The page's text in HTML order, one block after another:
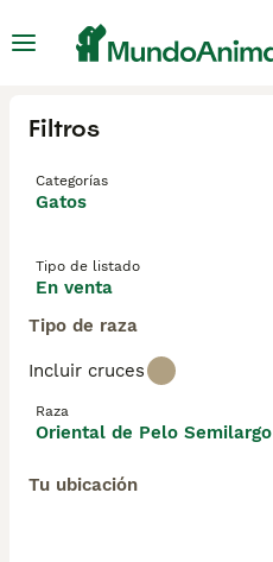
Filtros
Categorías
Gatos
Tipo de listado
En venta
Tipo de raza
Incluir cruces
Raza
Oriental de Pelo Semilargo
Tu ubicación